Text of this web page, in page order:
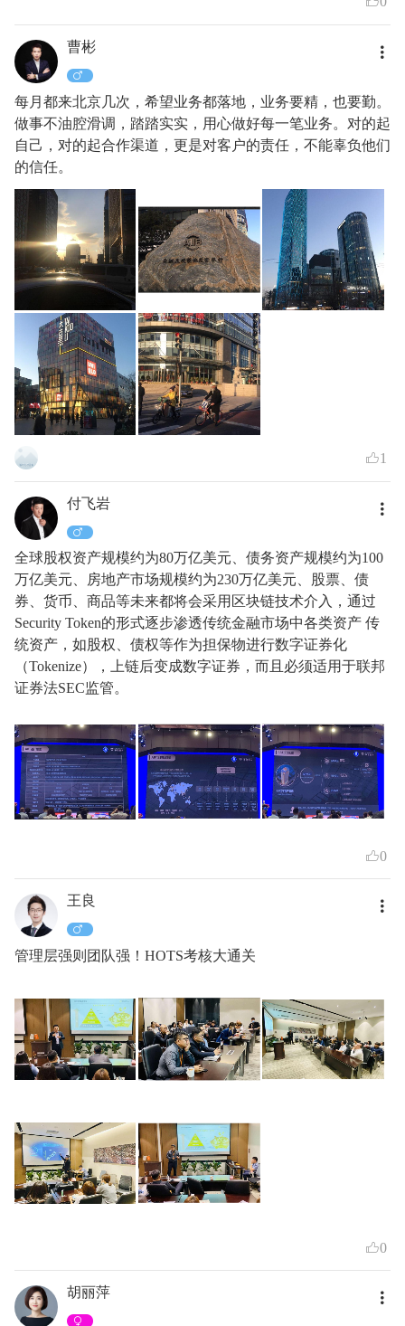
曹彬
每月都来北京几次，希望业务都落地，业务要精，也要勤。
做事不油腔滑调，踏踏实实，用心做好每一笔业务。对的起
自己，对的起合作渠道，更是对客户的责任，不能辜负他们
的信任。
1
付飞岩
全球股权资产规模约为80万亿美元、债务资产规模约为100
万亿美元、房地产市场规模约为230万亿美元、股票、债
券、货币、商品等未来都将会采用区块链技术介入，通过
Security Token的形式逐步渗透传统金融市场中各类资产 传
统资产，如股权、债权等作为担保物进行数字证券化
（Tokenize），上链后变成数字证券，而且必须适用于联邦
证券法SEC监管。
0
王良
管理层强则团队强！HOTS考核大通关
0
胡丽萍